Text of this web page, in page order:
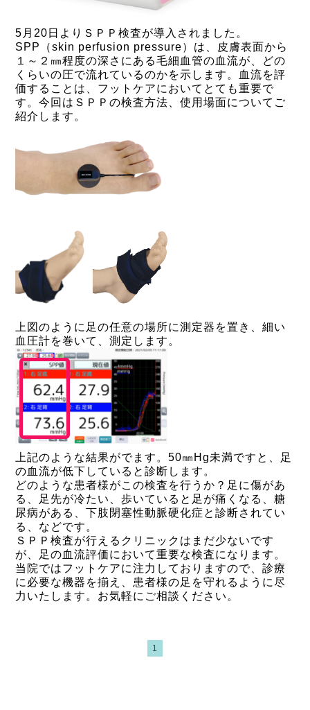
5月20日よりＳＰＰ検査が導入されました。
SPP
（skin perfusion pressure）は、皮膚表面から
１～２㎜程度の深さにある毛細血管の血流が、どの
くらいの圧で流れているのかを示します。血流を評
価することは、フットケアにおいてとても重要で
す。今回はＳＰＰの検査方法、使用場面についてご
紹介します。
上図のように足の任意の場所に測定器を置き、細い
血圧計を巻いて、測定します。
上記のような結果がでます。50㎜Hg未満ですと、足
の血流が低下していると診断します。
どのような患者様がこの検査を行うか？足に傷があ
る、足先が冷たい、歩いていると足が痛くなる、糖
尿病がある、下肢閉塞性動脈硬化症と診断されてい
る、などです。
ＳＰＰ検査が行えるクリニックはまだ少ないです
が、足の血流評価において重要な検査になります。
当院ではフットケアに注力しておりますので、診療
に必要な機器を揃え、患者様の足を守れるように尽
力いたします。お気軽にご相談ください。
1